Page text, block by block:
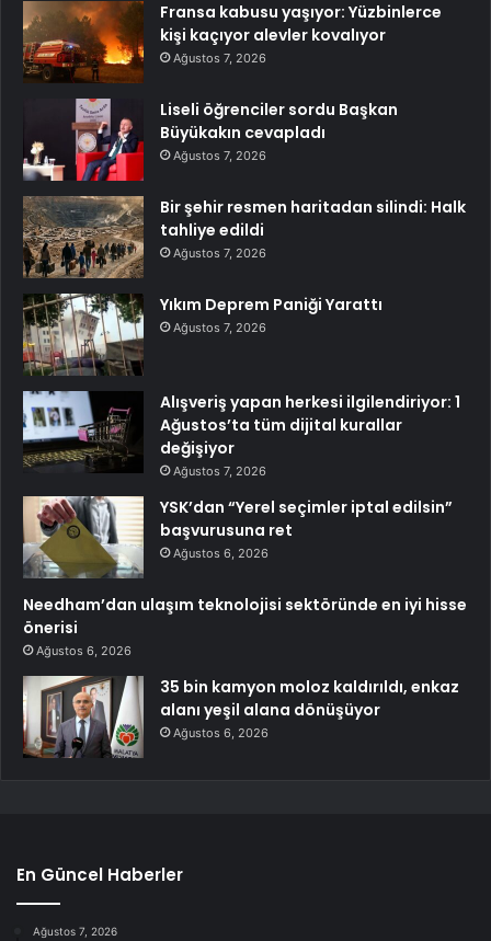
Fransa kabusu yaşıyor: Yüzbinlerce
kişi kaçıyor alevler kovalıyor
Ağustos 7, 2026
Liseli öğrenciler sordu Başkan
Büyükakın cevapladı
Ağustos 7, 2026
Bir şehir resmen haritadan silindi: Halk
tahliye edildi
Ağustos 7, 2026
Yıkım Deprem Paniği Yarattı
Ağustos 7, 2026
Alışveriş yapan herkesi ilgilendiriyor: 1
Ağustos’ta tüm dijital kurallar
değişiyor
Ağustos 7, 2026
YSK’dan “Yerel seçimler iptal edilsin”
başvurusuna ret
Ağustos 6, 2026
Needham’dan ulaşım teknolojisi sektöründe en iyi hisse
önerisi
Ağustos 6, 2026
35 bin kamyon moloz kaldırıldı, enkaz
alanı yeşil alana dönüşüyor
Ağustos 6, 2026
En Güncel Haberler
Ağustos 7, 2026